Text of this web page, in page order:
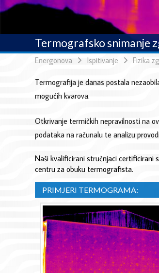
Termografsko snimanje
Energonova Ispitivanje Fizika
Termografija je danas postala
mogućih kvarova.
Otkrivanje termičkih nepravilnosti na
podataka na računalu te analizu
Naši kvalificirani stručnjaci certificirani
centru za obuku termografista.
PRIMJERI TERMOGRAMA: